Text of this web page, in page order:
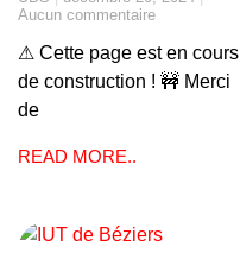
Aucun commentaire
⚠ Cette page est en cours
de construction ! 🚧 Merci
de
READ MORE..